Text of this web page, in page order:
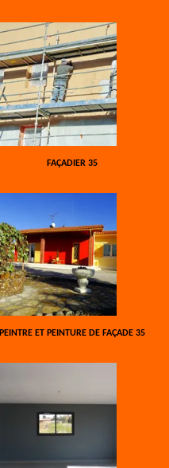
FAÇADIER 35
PEINTRE ET PEINTURE DE FAÇADE 35